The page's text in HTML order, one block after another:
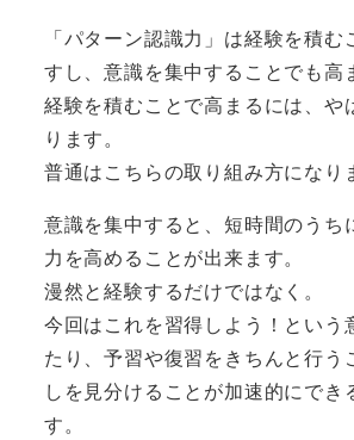
「パターン認識力」は経験を積む
すし、意識を集中することでも高
経験を積むことで高まるには、や
ります。
普通はこちらの取り組み方になり
意識を集中すると、短時間のうち
力を高めることが出来ます。
漫然と経験するだけではなく。
今回はこれを習得しよう！という
たり、予習や復習をきちんと行う
しを見分けることが加速的にでき
す。